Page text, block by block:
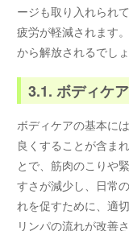
ージも取り入れられ
疲労が軽減されます
から解放されるでしょ
3.1. ボディケ
ボディケアの基本に
良くすることが含ま
とで、筋肉のこりや
すさが減少し、日常
れを促すために、適
リンパの流れが改善